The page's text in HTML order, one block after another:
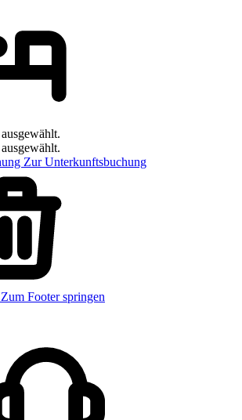
Zur Unterkunftsbuchung
Zum Footer springen